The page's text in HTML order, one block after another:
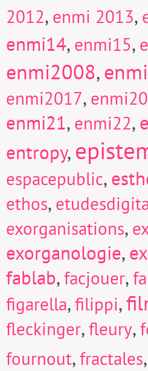
2012, enmi 2013,
enmi14, enmi15,
enmi2008,
enmi2017,
enmi21, enmi22,
entropy,
espacepublic,
ethos,
exorganisations,
exorganologie,
fablab,facjouer,
figarella,filippi,
fleckinger,fleury,
fournout,fractales,